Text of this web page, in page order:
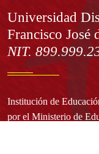
Información
Universidad
Francisco José
NIT.
Institución de
por el Ministerio de